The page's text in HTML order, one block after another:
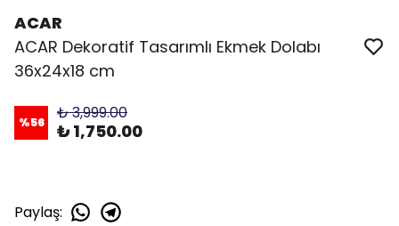
ACAR
ACAR Dekoratif Tasarımlı Ekmek Dolabı
36x24x18 cm
%56 ₺ 3,999.00
₺ 1,750.00
Paylaş: